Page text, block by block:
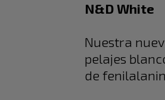
N&D White
Nuestra
pelajes
de